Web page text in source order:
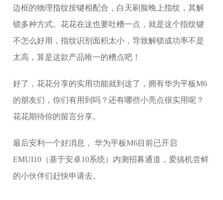
边框的物理指纹按键相配合，白天刷脸晚上指纹，其解
锁多种方式。花花在这也要吐槽一点，就是这个指纹键
不怎么好用，指纹识别面积太小，导致解锁成功率不是
太高，算是这款产品唯一的槽点吧！
好了，花花分享的实用功能就到这了，拥有华为平板M6
的朋友们，你们有用到吗？还有哪些小亮点很实用呢？
花花期待你的留言分享。
最后安利一个好消息， 华为平板M6目前已开启
EMUI10（基于安卓10系统）内测招募通道，爱搞机尝鲜
的小伙伴们赶快申请去。